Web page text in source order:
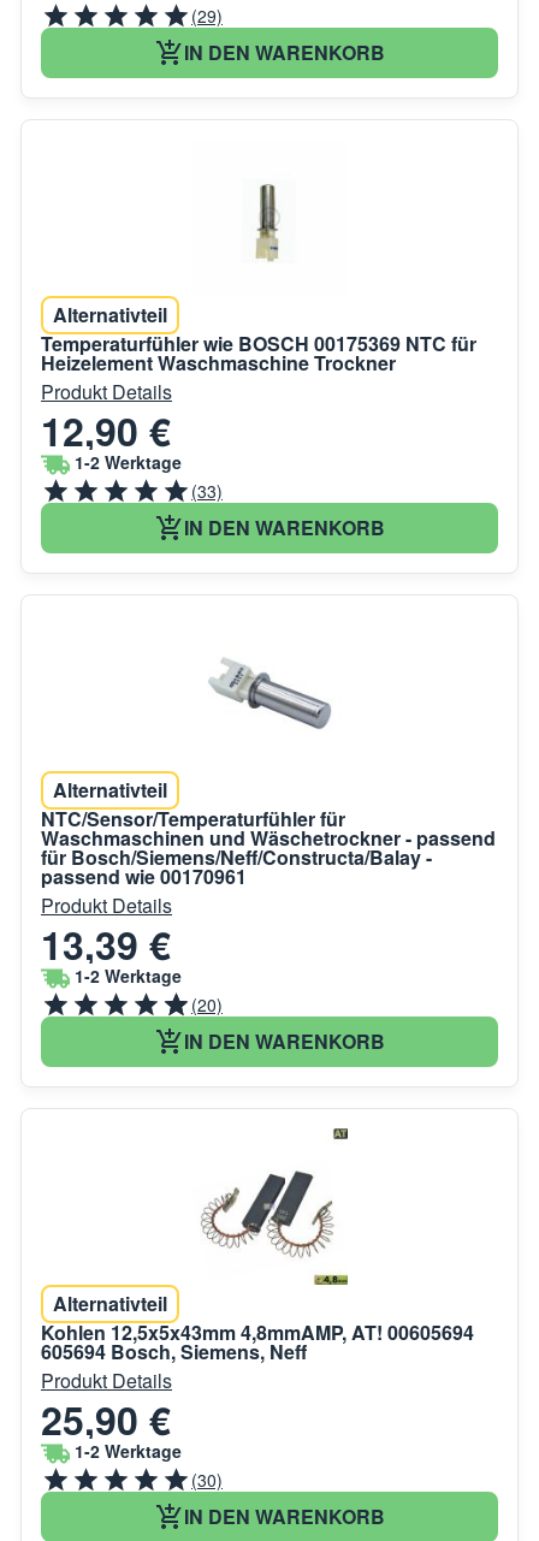
(29)
IN DEN WARENKORB
Alternativteil
Temperaturfühler wie BOSCH 00175369 NTC für
Heizelement Waschmaschine Trockner
Produkt Details
12,90 €
1-2 Werktage
(33)
IN DEN WARENKORB
Alternativteil
NTC/Sensor/Temperaturfühler für
Waschmaschinen und Wäschetrockner - passend
für Bosch/Siemens/Neff/Constructa/Balay -
passend wie 00170961
Produkt Details
13,39 €
1-2 Werktage
(20)
IN DEN WARENKORB
Alternativteil
Kohlen 12,5x5x43mm 4,8mmAMP, AT! 00605694
605694 Bosch, Siemens, Neff
Produkt Details
25,90 €
1-2 Werktage
(30)
IN DEN WARENKORB